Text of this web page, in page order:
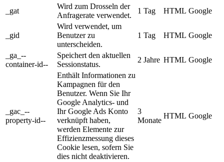
_gat
Wird zum Drosseln der
Anfragerate verwendet.
1 Tag HTML Google
_gid
Wird verwendet, um
Benutzer zu
unterscheiden.
1 Tag HTML Google
_ga_--
container-id--
Speichert den aktuellen
Sessionstatus.
2 Jahre HTML Google
_gac_--
property-id--
Enthält Informationen zu
Kampagnen für den
Benutzer. Wenn Sie Ihr
Google Analytics- und
Ihr Google Ads Konto
verknüpft haben,
werden Elemente zur
Effizienzmessung dieses
Cookie lesen, sofern Sie
dies nicht deaktivieren.
3
Monate
HTML Google